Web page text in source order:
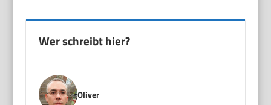
Wer schreibt hier?
Oliver